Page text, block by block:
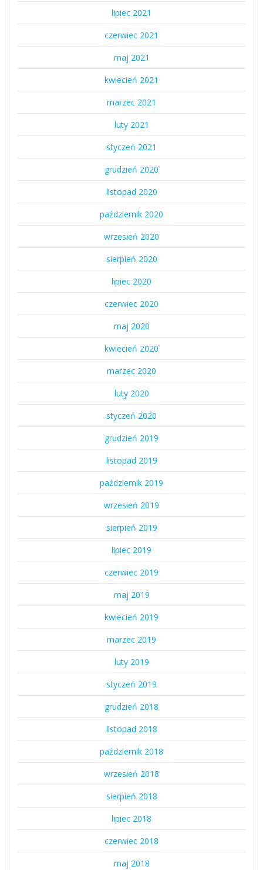
lipiec 2021
czerwiec 2021
maj 2021
kwiecień 2021
marzec 2021
luty 2021
styczeń 2021
grudzień 2020
listopad 2020
październik 2020
wrzesień 2020
sierpień 2020
lipiec 2020
czerwiec 2020
maj 2020
kwiecień 2020
marzec 2020
luty 2020
styczeń 2020
grudzień 2019
listopad 2019
październik 2019
wrzesień 2019
sierpień 2019
lipiec 2019
czerwiec 2019
maj 2019
kwiecień 2019
marzec 2019
luty 2019
styczeń 2019
grudzień 2018
listopad 2018
październik 2018
wrzesień 2018
sierpień 2018
lipiec 2018
czerwiec 2018
maj 2018